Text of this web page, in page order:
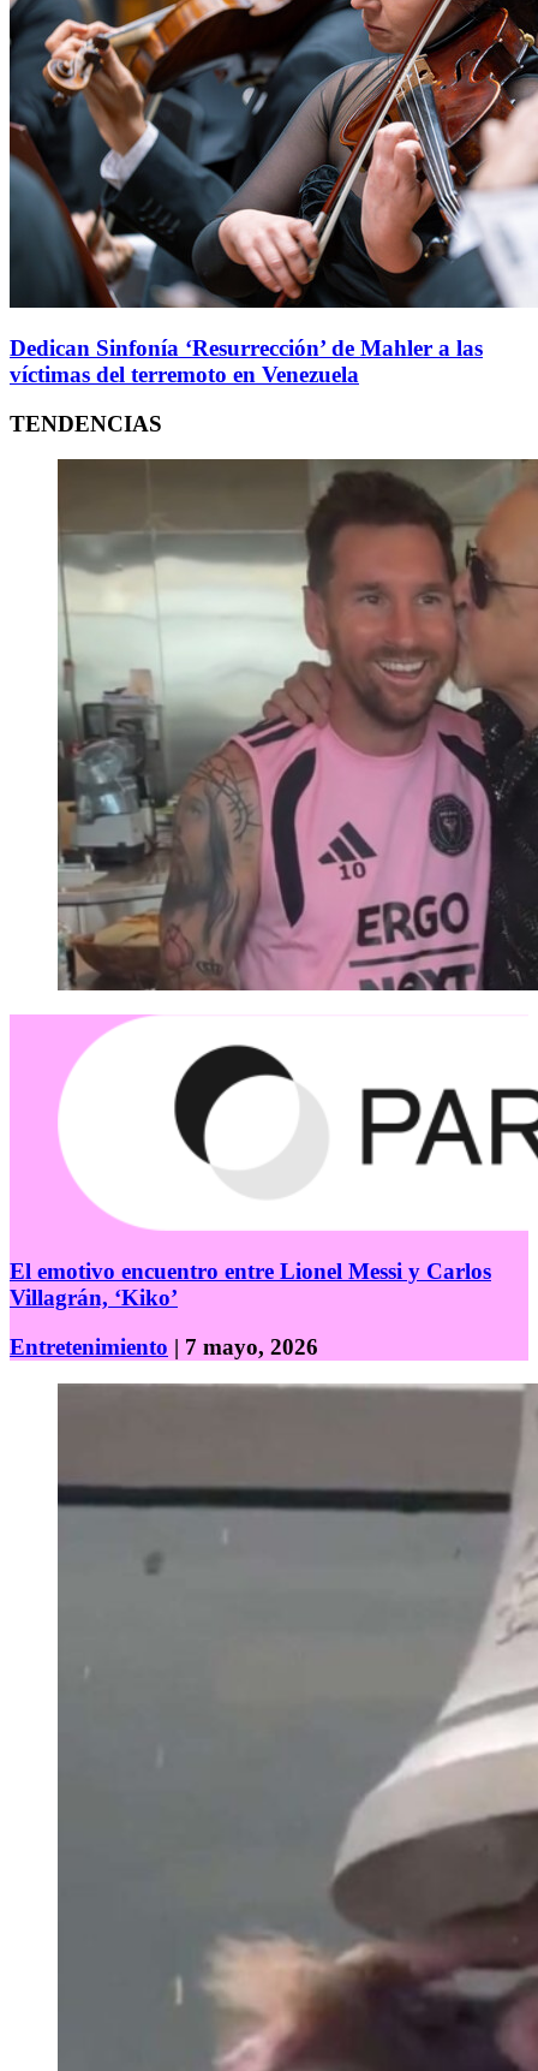
Dedican Sinfonía ‘Resurrección’ de Mahler a las
víctimas del terremoto en Venezuela
TENDENCIAS
El emotivo encuentro entre Lionel Messi y Carlos
Villagrán, ‘Kiko’
Entretenimiento | 7 mayo, 2026